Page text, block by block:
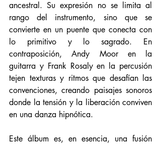
ancestral. Su expresión no se limita al
rango del instrumento, sino que se
convierte en un puente que conecta con
lo primitivo y lo sagrado. En
contraposición, Andy Moor en la
guitarra y Frank Rosaly en la percusión
tejen texturas y ritmos que desafían las
convenciones, creando paisajes sonoros
donde la tensión y la liberación conviven
en una danza hipnótica.
Este álbum es, en esencia, una fusión